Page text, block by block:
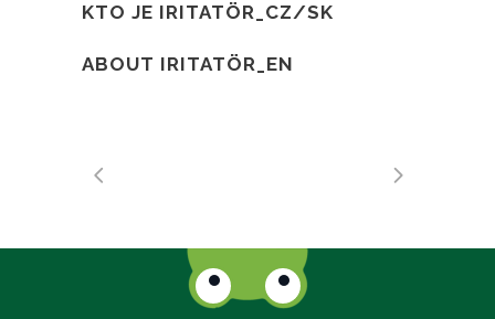
KTO JE IRITATÖR_CZ/SK
ABOUT IRITATÖR_EN